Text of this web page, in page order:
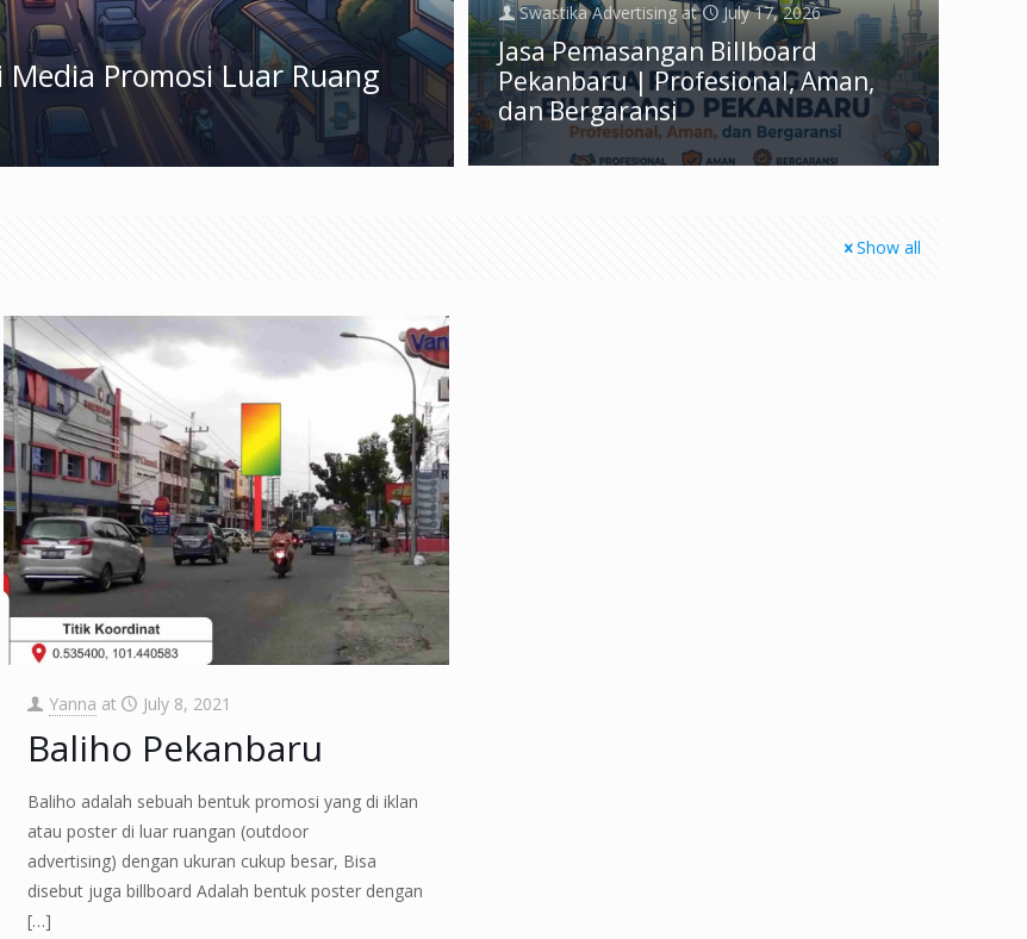
Promosi Luar Ruang
Swastika Advertising at July 17, 2026
Jasa Pemasangan Billboard
Pekanbaru | Profesional, Aman,
dan Bergaransi
Show all
Yanna at July 8, 2021
Baliho Pekanbaru
Baliho adalah sebuah bentuk promosi yang di iklan
atau poster di luar ruangan (outdoor
advertising) dengan ukuran cukup besar, Bisa
disebut juga billboard Adalah bentuk poster dengan
[…]